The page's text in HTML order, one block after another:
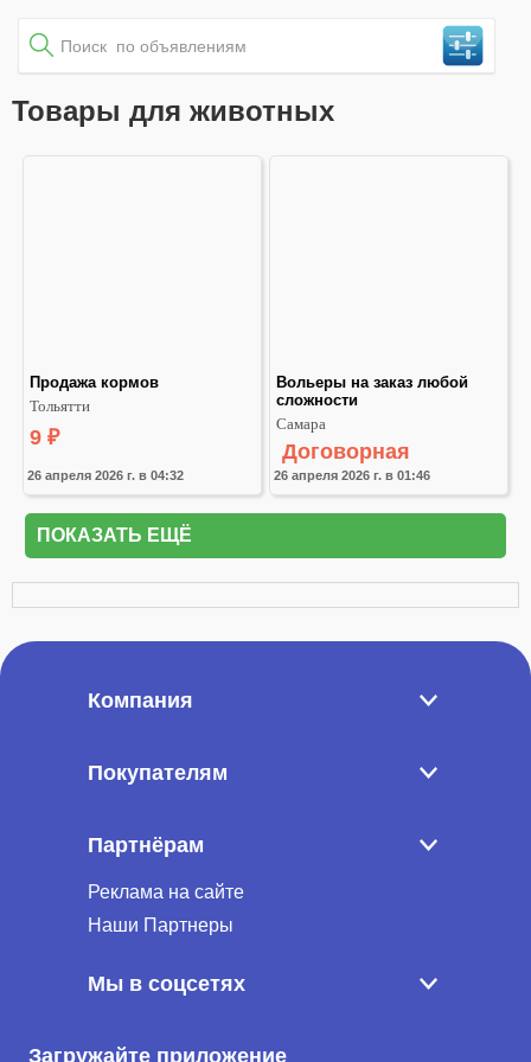
Товары для животных
26 апреля 2026 г. в 04:32
Продажа кормов
Тольятти
9 ₽
26 апреля 2026 г. в 01:46
Вольеры на заказ любой
сложности
Самара
Договорная
ПОКАЗАТЬ ЕЩЁ
Компания
Покупателям
Партнёрам
Реклама на сайте
Наши Партнеры
Мы в соцсетях
Загружайте приложение